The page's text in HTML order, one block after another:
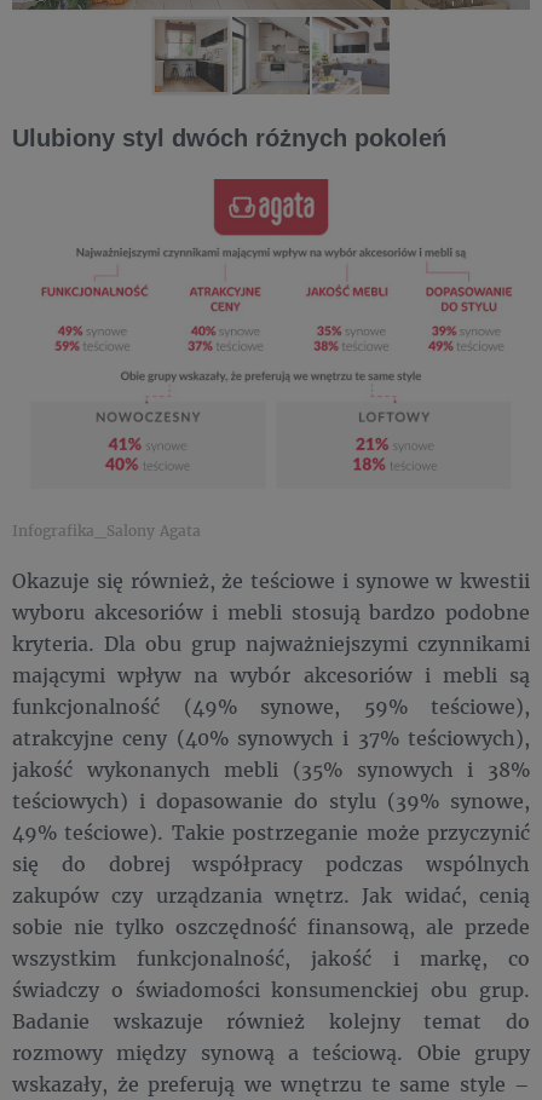
Ulubiony styl dwóch różnych pokoleń
Infografika_Salony Agata
Okazuje się również, że teściowe i synowe w kwestii
wyboru akcesoriów i mebli stosują bardzo podobne
kryteria. Dla obu grup najważniejszymi czynnikami
mającymi wpływ na wybór akcesoriów i mebli są
funkcjonalność (49% synowe, 59% teściowe),
atrakcyjne ceny (40% synowych i 37% teściowych),
jakość wykonanych mebli (35% synowych i 38%
teściowych) i dopasowanie do stylu (39% synowe,
49% teściowe). Takie postrzeganie może przyczynić
się do dobrej współpracy podczas wspólnych
zakupów czy urządzania wnętrz. Jak widać, cenią
sobie nie tylko oszczędność finansową, ale przede
wszystkim funkcjonalność, jakość i markę, co
świadczy o świadomości konsumenckiej obu grup.
Badanie wskazuje również kolejny temat do
rozmowy między synową a teściową. Obie grupy
wskazały, że preferują we wnętrzu te same style –